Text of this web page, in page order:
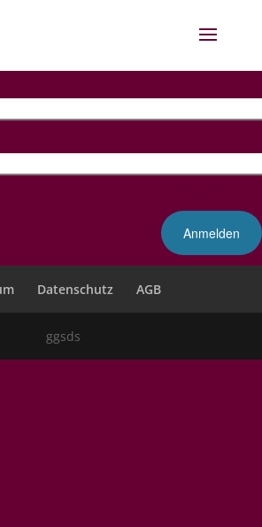
Datenschutz AGB
ggsds